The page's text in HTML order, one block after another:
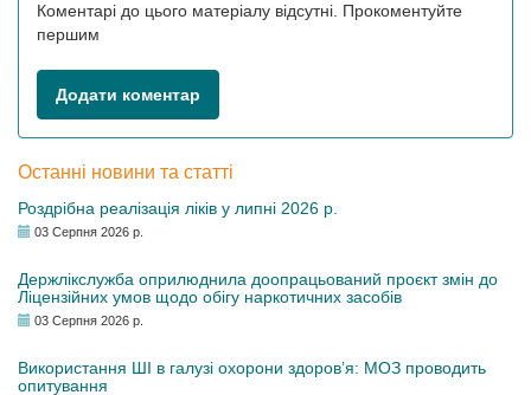
Коментарі до цього матеріалу відсутні. Прокоментуйте
першим
Додати коментар
Останні новини та статті
Роздрібна реалізація ліків у липні 2026 р.
03 Серпня 2026 р.
Держлікслужба оприлюднила доопрацьований проєкт змін до
Ліцензійних умов щодо обігу наркотичних засобів
03 Серпня 2026 р.
Використання ШІ в галузі охорони здоров’я: МОЗ проводить
опитування